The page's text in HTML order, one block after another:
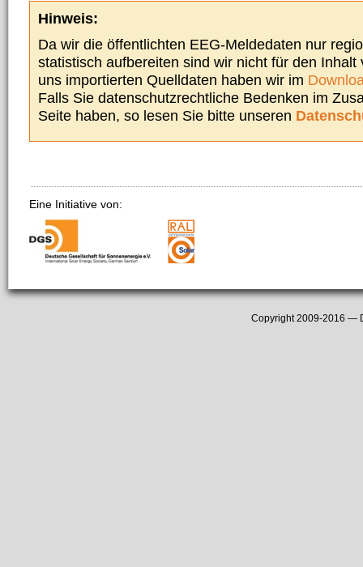
Hinweis:
Da wir die öffentlichten EEG-Meldedaten nur
statistisch aufbereiten sind wir nicht für den Inhalt
uns importierten Quelldaten haben wir im
Falls Sie datenschutzrechtliche Bedenken im
Seite haben, so lesen Sie bitte unseren
Eine Initiative von:
Copyright 2009-2016 —